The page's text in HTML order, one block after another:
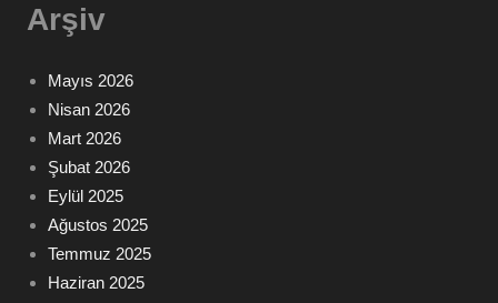
Arşiv
Mayıs 2026
Nisan 2026
Mart 2026
Şubat 2026
Eylül 2025
Ağustos 2025
Temmuz 2025
Haziran 2025